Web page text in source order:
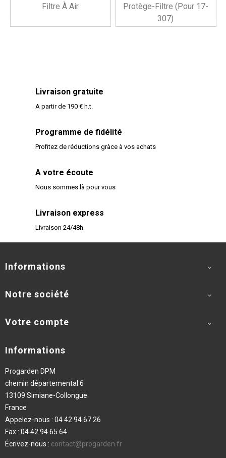
Filtre À Air
Protège-Filtre (pour 17-
307)
Livraison gratuite
A partir de 190 € h.t.
Programme de fidélité
Profitez de réductions gràce à vos achats
A votre écoute
Nous sommes là pour vous
Livraison express
Livraison 24/48h
Informations 
Notre société 
Votre compte 
Informations
Progarden DPM
chemin départemental 6
13109 Simiane-Collongue
France
Appelez-nous : 04 42 94 67 26
Fax : 04 42 94 65 64
Écrivez-nous : contact@progarden.fr